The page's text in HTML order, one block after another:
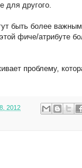
для другого.
быть более
фиче/атрибуте
проблему,
2012